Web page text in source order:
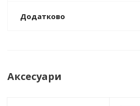
Додатково
Аксесуари